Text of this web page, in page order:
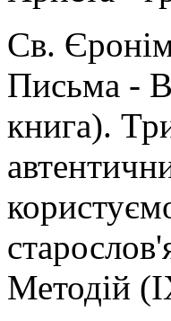
Св.
Письма -
книга).
Методій